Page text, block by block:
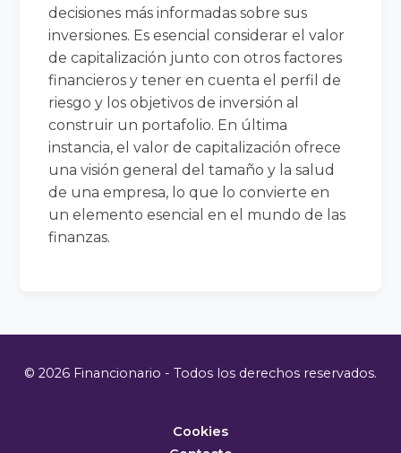
decisiones más informadas sobre sus
inversiones. Es esencial considerar el valor
de capitalización junto con otros factores
financieros y tener en cuenta el perfil de
riesgo y los objetivos de inversión al
construir un portafolio. En última
instancia, el valor de capitalización ofrece
una visión general del tamaño y la salud
de una empresa, lo que lo convierte en
un elemento esencial en el mundo de las
finanzas.
© 2026 Financionario - Todos los derechos reservados.
Cookies